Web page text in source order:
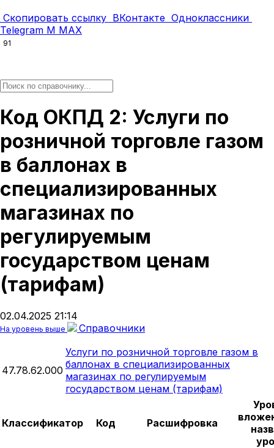
Скопировать ссылку ВКонтакте Одноклассники
Telegram M MAX
91
Код ОКПД 2: Услуги по
розничной торговле газом
в баллонах в
специализированных
магазинах по
регулируемым
государством ценам
(тарифам)
02.04.2025 21:14
На уровень выше Справочники
47.78.62.000
Услуги по розничной торговле газом в
баллонах в специализированных
магазинах по регулируемым
государством ценам (тарифам)
Классификатор Код Расшифровка